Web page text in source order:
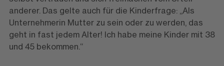
anderer. Das gelte auch für die Kinderfrage: „Als
Unternehmerin Mutter zu sein oder zu werden, das
geht in fast jedem Alter! Ich habe meine Kinder mit 38
und 45 bekommen.“